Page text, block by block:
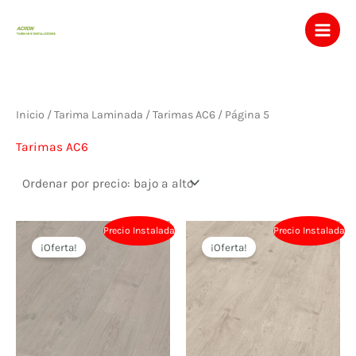
Inicio /Tarima Laminada /Tarimas AC6 / Página 5
Tarimas AC6
Precio Instalada
¡Oferta!
Precio Instalada
¡Oferta!